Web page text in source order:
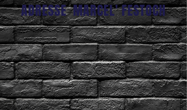
ADRESSE MARCEL' FESTOCH